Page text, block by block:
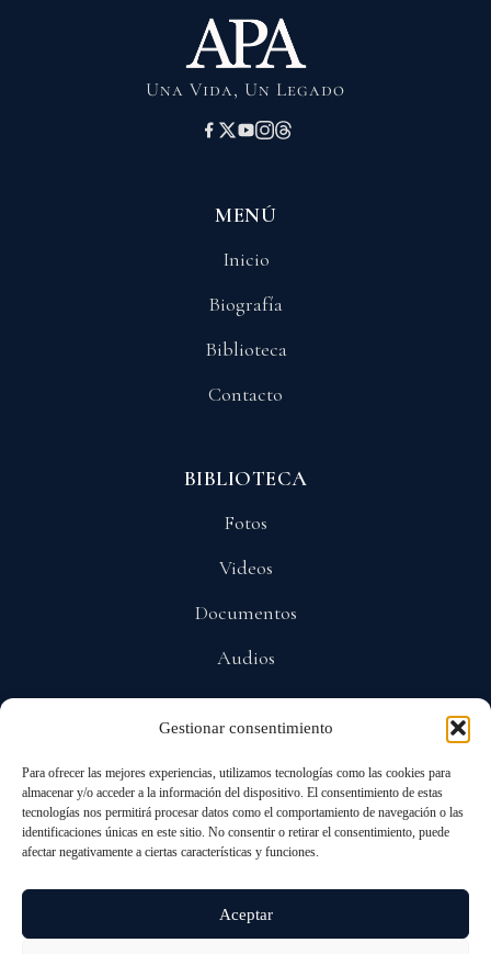
Gestionar consentimiento
Para ofrecer las mejores experiencias, utilizamos tecnologías como las cookies para
almacenar y/o acceder a la información del dispositivo. El consentimiento de estas
tecnologías nos permitirá procesar datos como el comportamiento de navegación o las
identificaciones únicas en este sitio. No consentir o retirar el consentimiento, puede
afectar negativamente a ciertas características y funciones.
Aceptar
Una Vida, Un Legado
MENÚ
Inicio
Biografía
Biblioteca
Contacto
BIBLIOTECA
Fotos
Videos
Documentos
Audios
Privacidad
Protección De Datos